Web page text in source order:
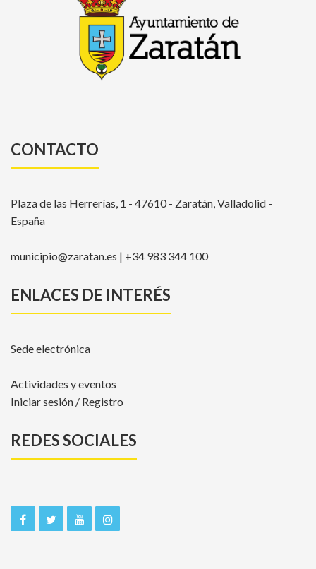
CONTACTO
Plaza de las Herrerías, 1 - 47610 - Zaratán, Valladolid -
España
municipio@zaratan.es | +34 983 344 100
ENLACES DE INTERÉS
Sede electrónica
Actividades y eventos
Iniciar sesión / Registro
REDES SOCIALES